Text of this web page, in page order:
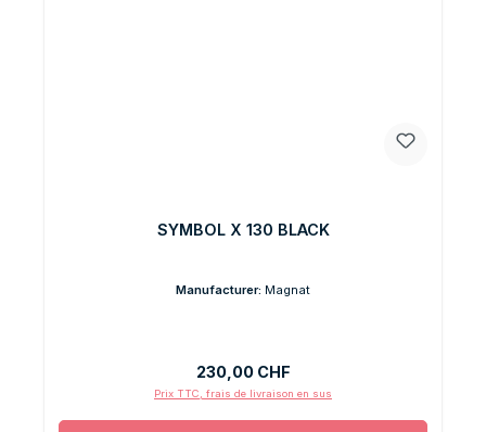
SYMBOL X 130 BLACK
Manufacturer: Magnat
Prix régulier :
230,00 CHF
Prix TTC, frais de livraison en sus